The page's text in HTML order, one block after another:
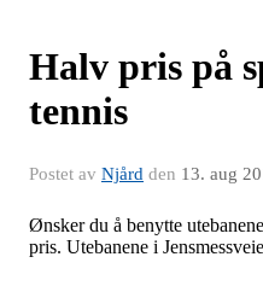
Halv pris på
tennis
Postet av Njård den 13. aug
Ønsker du å benytte
pris. Utebanene i